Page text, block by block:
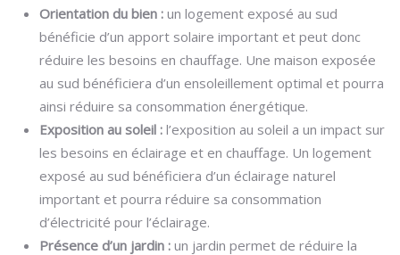
Orientation du bien : un logement exposé au sud
bénéficie d’un apport solaire important et peut donc
réduire les besoins en chauffage. Une maison exposée
au sud bénéficiera d’un ensoleillement optimal et pourra
ainsi réduire sa consommation énergétique.
Exposition au soleil : l’exposition au soleil a un impact sur
les besoins en éclairage et en chauffage. Un logement
exposé au sud bénéficiera d’un éclairage naturel
important et pourra réduire sa consommation
d’électricité pour l’éclairage.
Présence d’un jardin : un jardin permet de réduire la